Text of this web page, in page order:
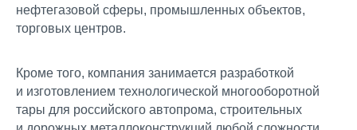
нефтегазовой сферы, промышленных объектов,
торговых центров.
Кроме того, компания занимается разработкой
и изготовлением технологической многооборотной
тары для российского автопрома, строительных